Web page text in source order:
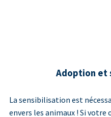
Adoption et
La sensibilisation est
envers les animaux ! Si